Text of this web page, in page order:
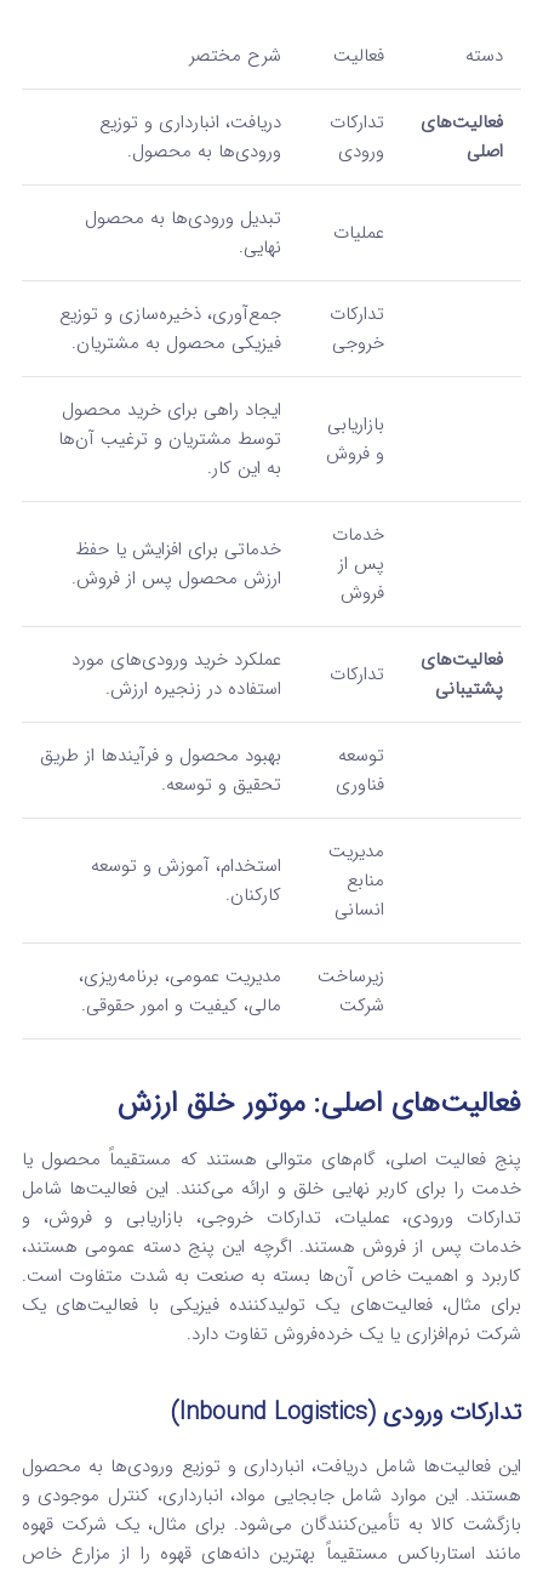
دسته فعالیت شرح مختصر
فعالیت‌های
اصلی
تدارکات
ورودی
دریافت، انبارداری و توزیع
ورودی‌ها به محصول.
عملیات
تبدیل ورودی‌ها به محصول
نهایی.
تدارکات
خروجی
جمع‌آوری، ذخیره‌سازی و توزیع
فیزیکی محصول به مشتریان.
بازاریابی
و فروش
ایجاد راهی برای خرید محصول
توسط مشتریان و ترغیب آن‌ها
به این کار.
خدمات
پس از
فروش
خدماتی برای افزایش یا حفظ
ارزش محصول پس از فروش.
فعالیت‌های
پشتیبانی
تدارکات
عملکرد خرید ورودی‌های مورد
استفاده در زنجیره ارزش.
توسعه
فناوری
بهبود محصول و فرآیندها از طریق
تحقیق و توسعه.
مدیریت
منابع
انسانی
استخدام، آموزش و توسعه
کارکنان.
زیرساخت
شرکت
مدیریت عمومی، برنامه‌ریزی،
مالی، کیفیت و امور حقوقی.
فعالیت‌های اصلی: موتور خلق ارزش
پنج فعالیت اصلی، گام‌های متوالی هستند که مستقیماً محصول یا
خدمت را برای کاربر نهایی خلق و ارائه می‌کنند. این فعالیت‌ها شامل
تدارکات ورودی، عملیات، تدارکات خروجی، بازاریابی و فروش، و
خدمات پس از فروش هستند. اگرچه این پنج دسته عمومی هستند،
کاربرد و اهمیت خاص آن‌ها بسته به صنعت به شدت متفاوت است.
برای مثال، فعالیت‌های یک تولیدکننده فیزیکی با فعالیت‌های یک
شرکت نرم‌افزاری یا یک خرده‌فروش تفاوت دارد.
تدارکات ورودی (Inbound Logistics)
این فعالیت‌ها شامل دریافت، انبارداری و توزیع ورودی‌ها به محصول
هستند. این موارد شامل جابجایی مواد، انبارداری، کنترل موجودی و
بازگشت کالا به تأمین‌کنندگان می‌شود. برای مثال، یک شرکت قهوه
مانند استارباکس مستقیماً بهترین دانه‌های قهوه را از مزارع خاص